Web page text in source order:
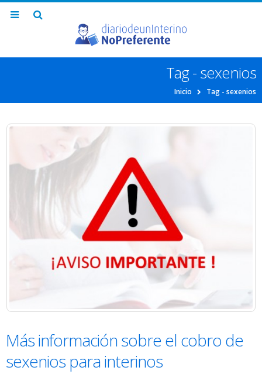
Tag - sexenios
Inicio Tag - sexenios
Más información sobre el cobro de
sexenios para interinos